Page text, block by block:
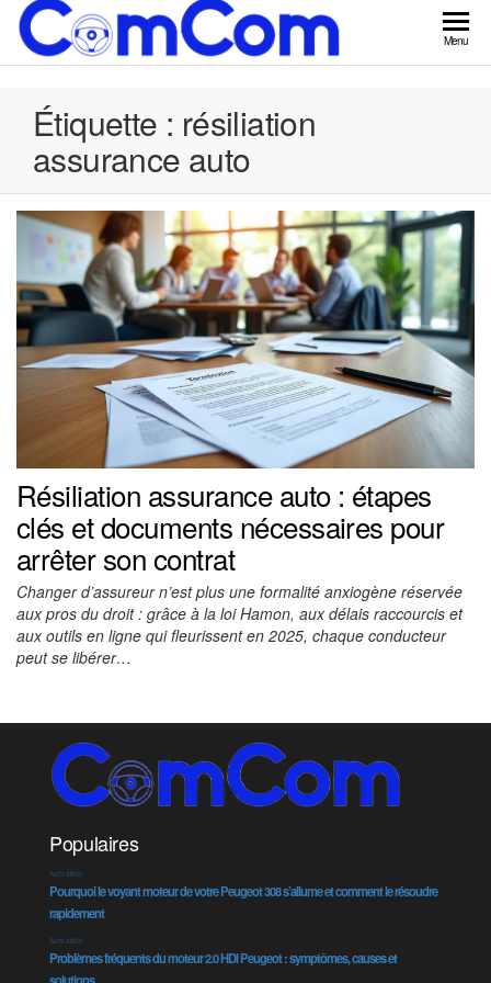
Skip
ComCom
Menu
Étiquette : résiliation
assurance auto
Résiliation assurance auto : étapes
clés et documents nécessaires pour
arrêter son contrat
Changer d’assureur n’est plus une formalité anxiogène réservée
aux pros du droit : grâce à la loi Hamon, aux délais raccourcis et
aux outils en ligne qui fleurissent en 2025, chaque conducteur
peut se libérer…
Populaires